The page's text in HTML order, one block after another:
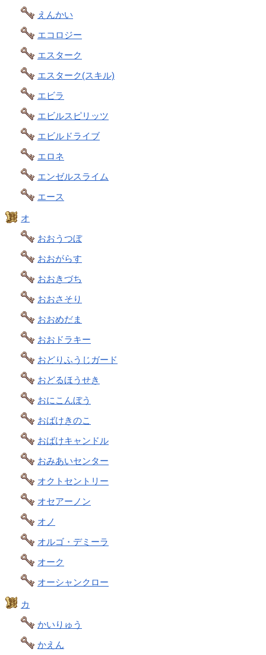
えんかい
エコロジー
エスターク
エスターク(スキル)
エビラ
エビルスピリッツ
エビルドライブ
エロネ
エンゼルスライム
エース
オ
おおうつぼ
おおがらす
おおきづち
おおさそり
おおめだま
おおドラキー
おどりふうじガード
おどるほうせき
おにこんぼう
おばけきのこ
おばけキャンドル
おみあいセンター
オクトセントリー
オセアーノン
オノ
オルゴ・デミーラ
オーク
オーシャンクロー
カ
かいりゅう
かえん